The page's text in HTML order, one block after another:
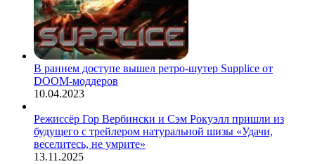
В раннем доступе вышел ретро-шутер Supplice от
DOOM-моддеров
10.04.2023
Режиссёр Гор Вербински и Сэм Рокуэлл пришли из
будущего с трейлером натуральной шизы «Удачи,
веселитесь, не умрите»
13.11.2025